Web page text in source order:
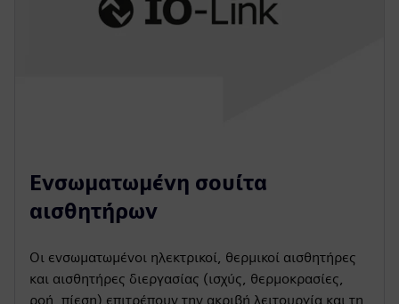
Ενσωματωμένη σουίτα
αισθητήρων
Οι ενσωματωμένοι ηλεκτρικοί, θερμικοί αισθητήρες
και αισθητήρες διεργασίας (ισχύς, θερμοκρασίες,
ροή, πίεση) επιτρέπουν την ακριβή λειτουργία και τη